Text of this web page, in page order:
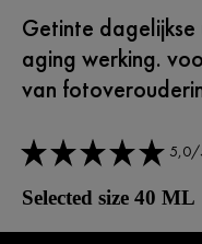
Getinte dagelijkse
aging werking.
van
5,0/
Selected size 40 ML